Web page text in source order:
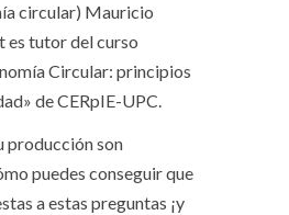
circular) Mauricio
es tutor del curso
Circular: principios
de CERpIE-UPC.
producción son
puedes conseguir que
a estas preguntas ¡y